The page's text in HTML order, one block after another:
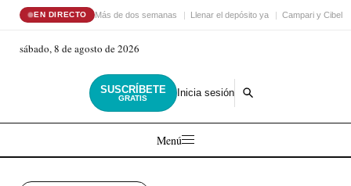
EN DIRECTO Más de dos semanas Llenar el depósito ya Campari y
sábado, 8 de agosto de 2026
SUSCRÍBETE
GRATIS Inicia sesión
Menú